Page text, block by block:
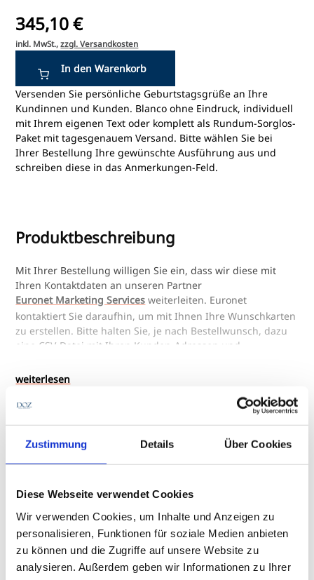
Zustimmung Details Über Cookies
Diese Webseite verwendet Cookies
Wir verwenden Cookies, um Inhalte und Anzeigen zu
personalisieren, Funktionen für soziale Medien anbieten
zu können und die Zugriffe auf unsere Website zu
analysieren. Außerdem geben wir Informationen zu Ihrer
345,10 €
inkl. MwSt.,zzgl. Versandkosten
Versenden Sie persönliche Geburtstagsgrüße an Ihre
Kundinnen und Kunden. Blanco ohne Eindruck, individuell
mit Ihrem eigenen Text oder komplett als Rundum-Sorglos-
Paket mit tagesgenauem Versand. Bitte wählen Sie bei
Ihrer Bestellung Ihre gewünschte Ausführung aus und
schreiben diese in das Anmerkungen-Feld.
Produktbeschreibung
Mit Ihrer Bestellung willigen Sie ein, dass wir diese mit
Ihren Kontaktdaten an unseren Partner
Euronet Marketing Services weiterleiten. Euronet
kontaktiert Sie daraufhin, um mit Ihnen Ihre Wunschkarten
zu erstellen. Bitte halten Sie, je nach Bestellwunsch, dazu
eine CSV-Datei mit Ihren Kunden-Adressen und -
mit 300 dpi, 4-farbig CMYK, bevorzugt.
Postkarte Basic blanco
Papier: 250 g/m² Chromolux
Eindruck: ohne
- - - - - - - - - - - - - - - - - - - - - - - - - - - - - - - -
Eindruck: Logo 1- bis 4-farbig, 1-seitig
Auflage: 1.000 Stück
Preis:464,10 EUR zzgl. Versandkosten
- - - - - - - - - - - - - - - - - - - - - - - - - - - - - - - -
... individuell
weiterlesen
Details:
Thema
Herausgeber
Artikelnummer (SKU)
601
Menge
1000
Format
105 x 210 mm